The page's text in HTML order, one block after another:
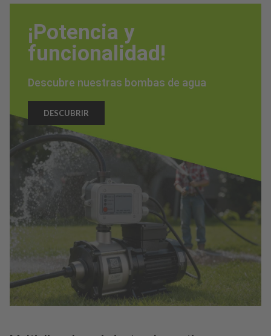
¡Potencia y
funcionalidad!
Descubre nuestras bombas de agua
DESCUBRIR